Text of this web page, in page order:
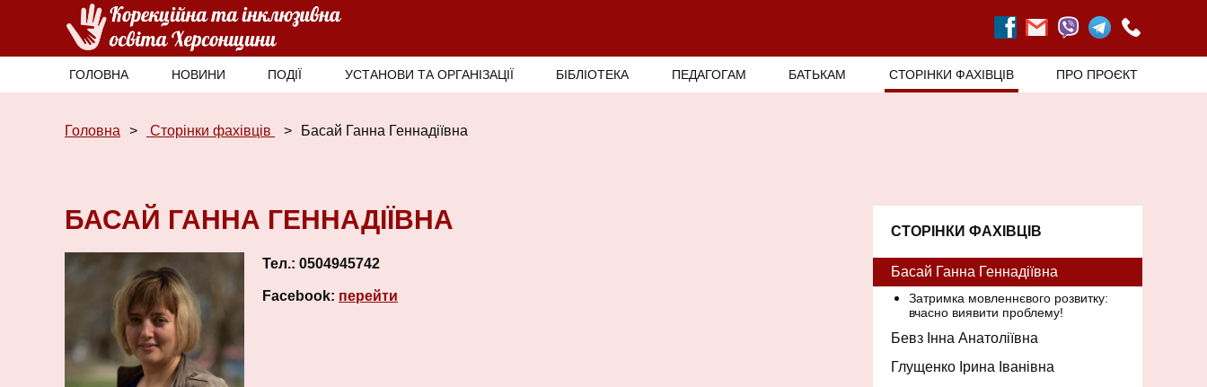
ГОЛОВНА НОВИНИ ПОДІЇ УСТАНОВИ ТА ОРГАНІЗАЦІЇ БІБЛІОТЕКА ПЕДАГОГАМ БАТЬКАМ СТОРІНКИ ФАХІВЦІВ ПРО ПРОЄКТ
Головна Сторінки фахівців Басай Ганна Геннадіївна
БАСАЙ ГАННА ГЕННАДІЇВНА
Тел.: 0504945742
Facebook: перейти
СТОРІНКИ ФАХІВЦІВ
Басай Ганна Геннадіївна
Затримка мовленнєвого розвитку:
вчасно виявити проблему!
Бевз Інна Анатоліївна
Глущенко Ірина Іванівна